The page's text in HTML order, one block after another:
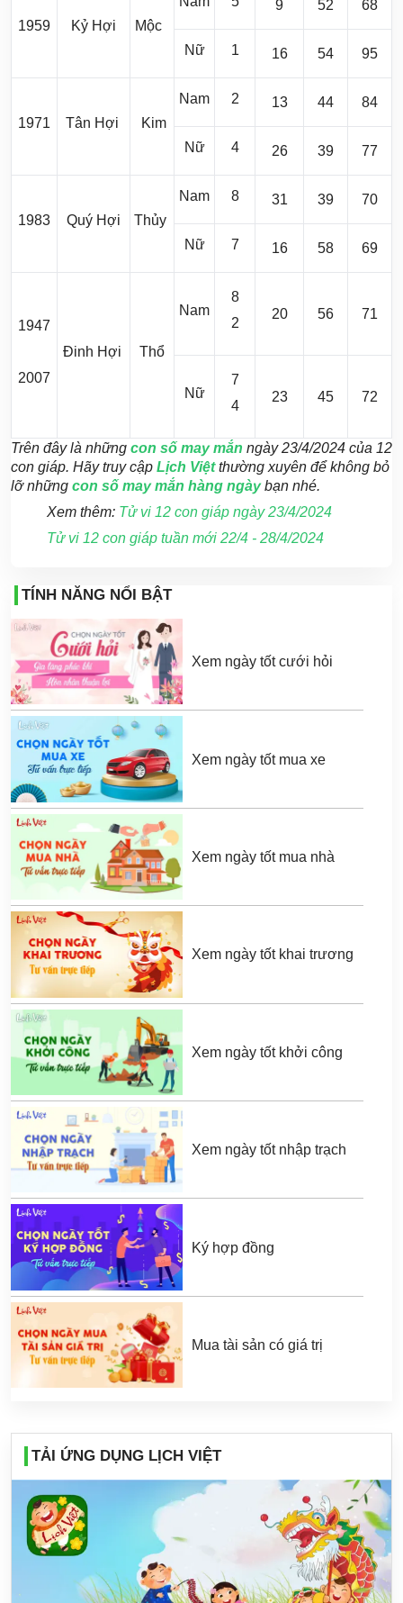
1959 Kỷ Hợi Mộc
9 52 68
Nữ 1 16 54 95
1971 Tân Hợi Kim
Nam 2 13 44 84
Nữ 4 26 39 77
1983 Quý Hợi Thủy
Nam 8 31 39 70
Nữ 7 16 58 69
1947
2007
Đinh Hợi Thổ
Nam
8
2
20 56 71
Nữ
7
4
23 45 72
Trên đây là những con số may mắn ngày 23/4/2024 của 12
con giáp. Hãy truy cập Lịch Việtthường xuyên để không bỏ
lỡ những con số may mắn hàng ngàybạn nhé.
Xem thêm: Tử vi 12 con giáp ngày 23/4/2024
Tử vi 12 con giáp tuần mới 22/4 - 28/4/2024
TÍNH NĂNG NỔI BẬT
Xem ngày tốt cưới hỏi
Xem ngày tốt mua xe
Xem ngày tốt mua nhà
Xem ngày tốt khai trương
Xem ngày tốt khởi công
Xem ngày tốt nhập trạch
Ký hợp đồng
Mua tài sản có giá trị
TẢI ỨNG DỤNG LỊCH VIỆT